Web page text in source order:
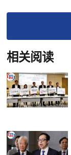
相关阅读